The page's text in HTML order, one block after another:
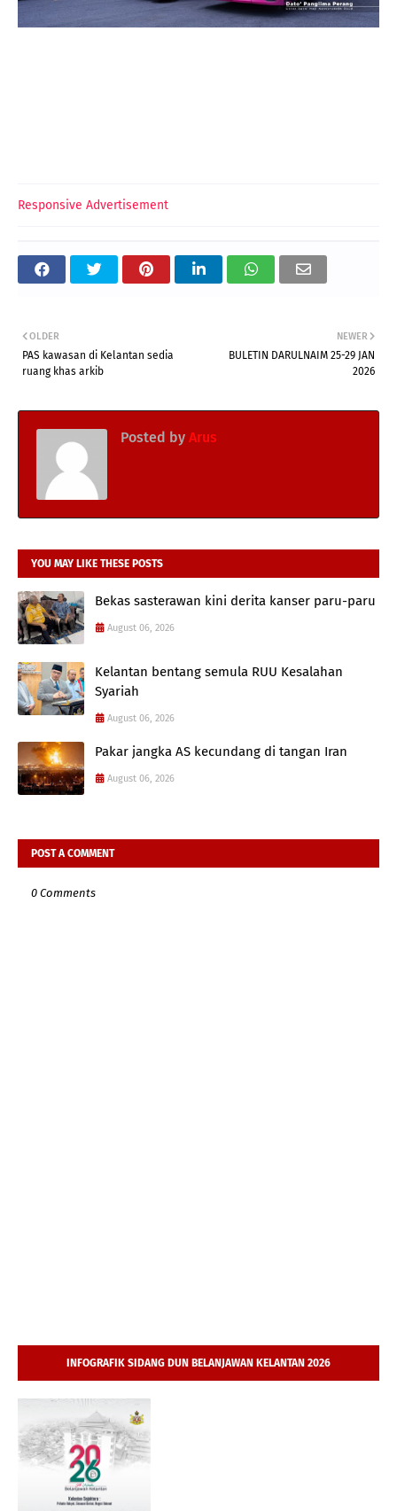
Responsive Advertisement
NEWER
BULETIN DARULNAIM 25-29 JAN
2026
OLDER
PAS kawasan di Kelantan sedia
ruang khas arkib
Posted by Arus
YOU MAY LIKE THESE POSTS
Bekas sasterawan kini derita kanser paru-paru
August 06, 2026
Kelantan bentang semula RUU Kesalahan
Syariah
August 06, 2026
Pakar jangka AS kecundang di tangan Iran
August 06, 2026
POST A COMMENT
0 Comments
INFOGRAFIK SIDANG DUN BELANJAWAN KELANTAN 2026